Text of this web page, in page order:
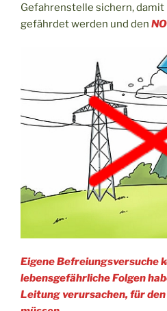
Gefahrenstelle sichern,
gefährdet werden und den
Eigene Befreiungsversuche
lebensgefährliche Folgen
Leitung verursachen, für